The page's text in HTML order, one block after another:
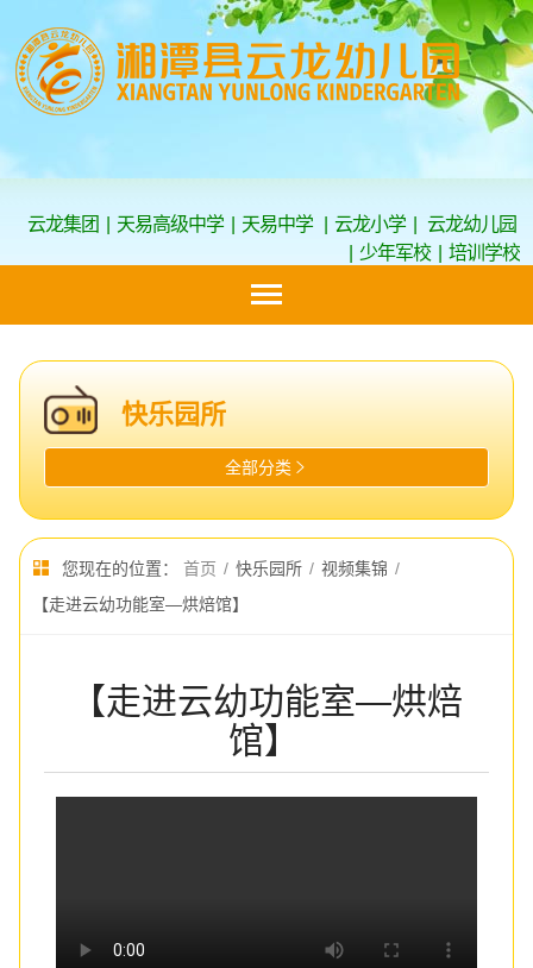
云龙集团 天易高级中学| 天易中学 云龙小学|
云龙幼儿园
少年军校| 培训学校
快乐园所
全部分类 
您现在的位置： 首页 / 快乐园所 / 视频集锦 /
【走进云幼功能室—烘焙馆】
【走进云幼功能室—烘焙
馆】